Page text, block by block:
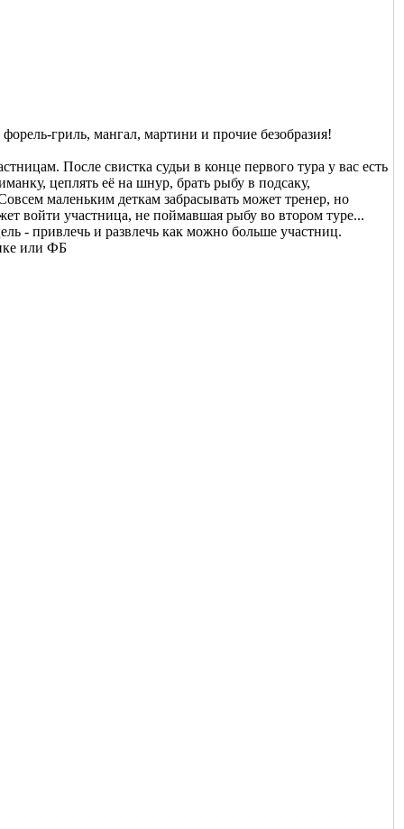
гриль, мангал, мартини и прочие безобразия!
После свистка судьи в конце первого тура у вас есть
цеплять её на шнур, брать рыбу в подсаку,
маленьким деткам забрасывать может тренер, но
войти участница, не поймавшая рыбу во втором туре...
- привлечь и развлечь как можно больше участниц.
или ФБ